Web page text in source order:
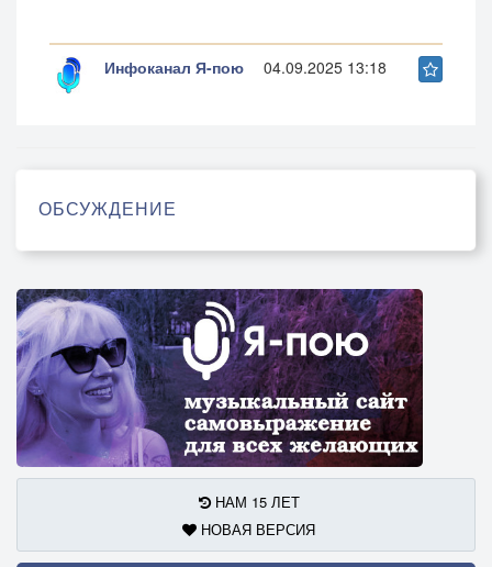
Инфоканал Я-пою 04.09.2025 13:18
ОБСУЖДЕНИЕ
НАМ 15 ЛЕТ
НОВАЯ ВЕРСИЯ